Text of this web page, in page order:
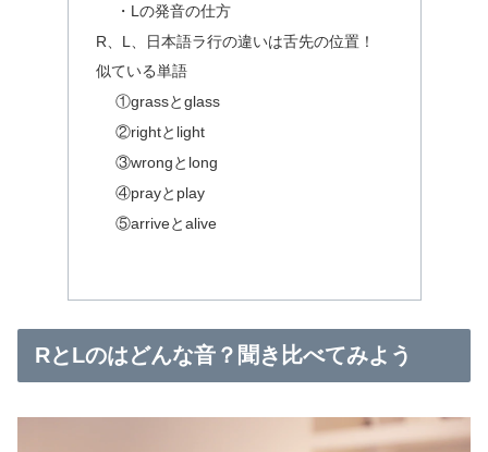
・Lの発音の仕方
R、L、日本語ラ行の違いは舌先の位置！
似ている単語
①grassとglass
②rightとlight
③wrongとlong
④prayとplay
⑤arriveとalive
RとLのはどんな音？聞き比べてみよう